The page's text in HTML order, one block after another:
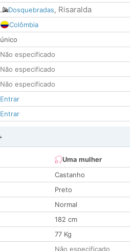
Dosquebradas, Risaralda
Colômbia
único
Não especificado
Não especificado
Não especificado
Entrar
Entrar
Uma mulher
Castanho
Preto
Normal
182 cm
77 Kg
Não especificado